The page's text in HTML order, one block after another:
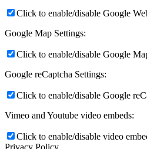
Click to enable/disable Google
Google Map Settings:
Click to enable/disable Google
Google reCaptcha Settings:
Click to enable/disable Google
Vimeo and Youtube video embeds:
Click to enable/disable video
Privacy Policy